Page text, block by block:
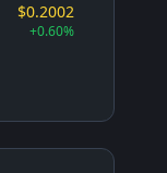
$0.2002
+0.60%